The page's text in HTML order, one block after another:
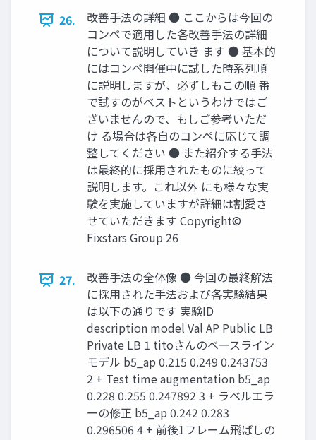
26.
改善手法の詳細 ● ここからは今回の
コンペで適用した各改善手法の詳細
について説明していき ます ● 基本的
にはコンペ開催中に試した時系列順
に説明しますが、必ずしもこの順 番
で試すのがベストというわけではご
ざいませんので、もしご参考いただ
け る場合は各自のコンペに応じて調
整してください ● また紹介する手法
は最終的に採用されたものに絞って
説明します。これ以外 にも様々な実
験を実施していますが詳細は割愛さ
せていただきます Copyright©
Fixstars Group 26
27.
改善手法の全体像 ● 今回の最終解法
に採用された手法および各実験結果
は以下の通りです 実験ID
description model Val AP Public LB
Private LB 1 titoさんのベースライン
モデル b5_ap 0.215 0.249 0.243753
2 + Test time augmentation b5_ap
0.228 0.255 0.247892 3 + ラベルエラ
ーの修正 b5_ap 0.242 0.283
0.296506 4 + 前後1フレーム飛ばしの